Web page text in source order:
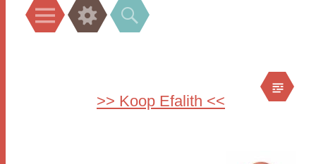
Menu Widgets Search
>> Koop Efalith <<